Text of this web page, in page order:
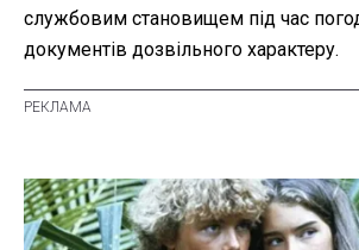
службовим становищем під час
документів дозвільного характеру.